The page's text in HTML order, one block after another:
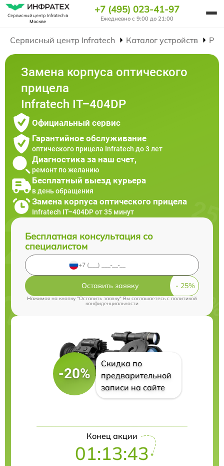
Сервисный центр Infratechв
Москве
+7 (495) 023-41-97
Ежедневно с 9:00 до 21:00
Сервисный центр Infratech Каталог устройств
Замена корпуса оптического
прицела
Infratech IT–404DP
Официальный сервис
Гарантийное обслуживание
оптического прицела Infratech до 3 лет
Диагностика за наш счет,
ремонт по желанию
Бесплатный выезд курьера
в день обращения
Замена корпуса оптического прицела
Infratech IT–404DP от 35 минут
Бесплатная консультация со
специалистом
Оставить заявку
Нажимая на кнопку "Оставить заявку" Вы соглашаетесь cполитикой
конфиденциальности
-20%
Скидка по
предварительной
записи на сайте
Конец акции
01:13:42